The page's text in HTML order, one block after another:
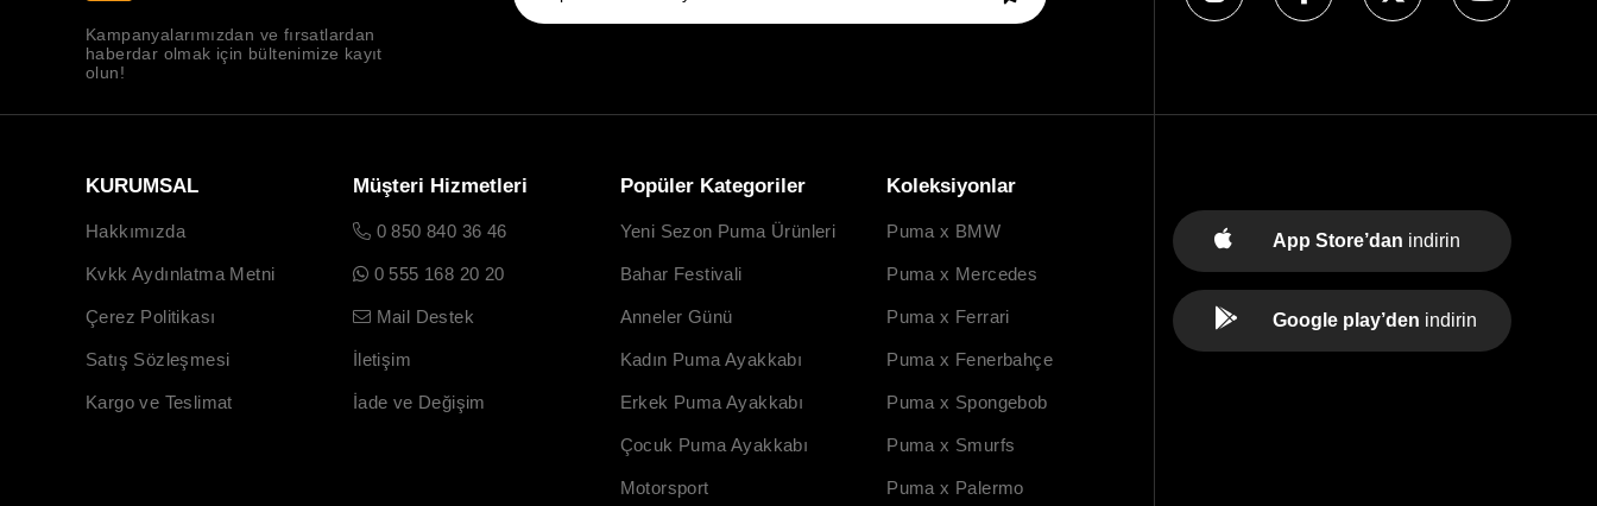
Kampanyalarımızdan ve fırsatlardan
haberdar olmak için bültenimize kayıt
olun!
KURUMSAL
Hakkımızda
Kvkk Aydınlatma Metni
Çerez Politikası
Satış Sözleşmesi
Kargo ve Teslimat
Müşteri Hizmetleri
0 850 840 36 46
0 555 168 20 20
Mail Destek
İletişim
İade ve Değişim
Popüler Kategoriler
Yeni Sezon Puma Ürünleri
Bahar Festivali
Anneler Günü
Kadın Puma Ayakkabı
Erkek Puma Ayakkabı
Çocuk Puma Ayakkabı
Motorsport
Koleksiyonlar
Puma x BMW
Puma x Mercedes
Puma x Ferrari
Puma x Fenerbahçe
Puma x Spongebob
Puma x Smurfs
Puma x Palermo
App Store’dan indirin
Google play’den indirin